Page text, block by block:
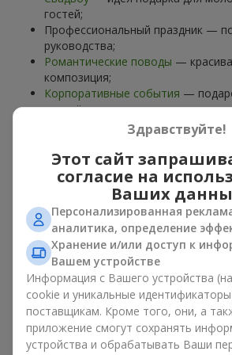
гостей;
Профессиональный праздник —
руководства;
Романтические поводы —
композиция;
Корпоративные события —
партнёру.
Цветочная корзина — универсальный
возраста. Стильные ручные композиции
передать любые эмоции:
поддержку,любовь.
Виды цветочных
Новоград-
классика,
Ассортимент цветочных корзин на
варианты на любой вкус:
Здравствуйте!
Этот сайт
согласие на
Ваших
Персонализированная
аналитика, определение
Хранение и/или доступ к
Вашем устройстве
Информация с Вашего устройства
cookie и уникальные
поставщикам. Кроме того, они, а
приложение смогут сохранять
устройства и обрабатывать Ваши